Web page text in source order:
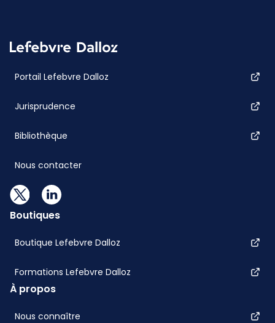
Portail Lefebvre Dalloz
Jurisprudence
Bibliothèque
Nous contacter
Boutiques
Boutique Lefebvre Dalloz
Formations Lefebvre Dalloz
À propos
Nous connaître